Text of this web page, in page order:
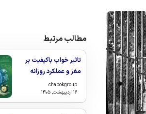
مطالب مرتبط
تاثیر خواب باکیفیت بر
مغز و عملکرد روزانه
chabokgroup
۱۶ اردیبهشت, ۱۴۰۵